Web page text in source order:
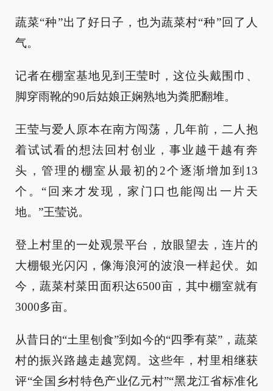
蔬菜“种”出了好日子，也为蔬菜村“种”回了人
气。
记者在棚室基地见到王莹时，这位头戴围巾、
脚穿雨靴的90后姑娘正娴熟地为粪肥翻堆。
王莹与爱人原本在南方闯荡，几年前，二人抱
着试试看的想法回村创业，事业越干越有奔
头，管理的棚室从最初的2个逐渐增加到13
个。“回来才发现，家门口也能闯出一片天
地。”王莹说。
登上村里的一处观景平台，放眼望去，连片的
大棚银光闪闪，像海浪河的波浪一样起伏。如
今，蔬菜村菜田面积达6500亩，其中棚室就有
3000多亩。
从昔日的“土里刨食”到如今的“四季有菜”，蔬菜
村的振兴路越走越宽阔。这些年，村里相继获
评“全国乡村特色产业亿元村”“黑龙江省标准化